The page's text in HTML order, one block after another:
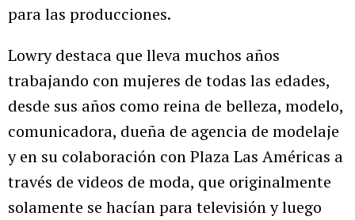
para las producciones.
Lowry destaca que lleva muchos años
trabajando con mujeres de todas las edades,
desde sus años como reina de belleza, modelo,
comunicadora, dueña de agencia de modelaje
y en su colaboración con Plaza Las Américas a
través de videos de moda, que originalmente
solamente se hacían para televisión y luego